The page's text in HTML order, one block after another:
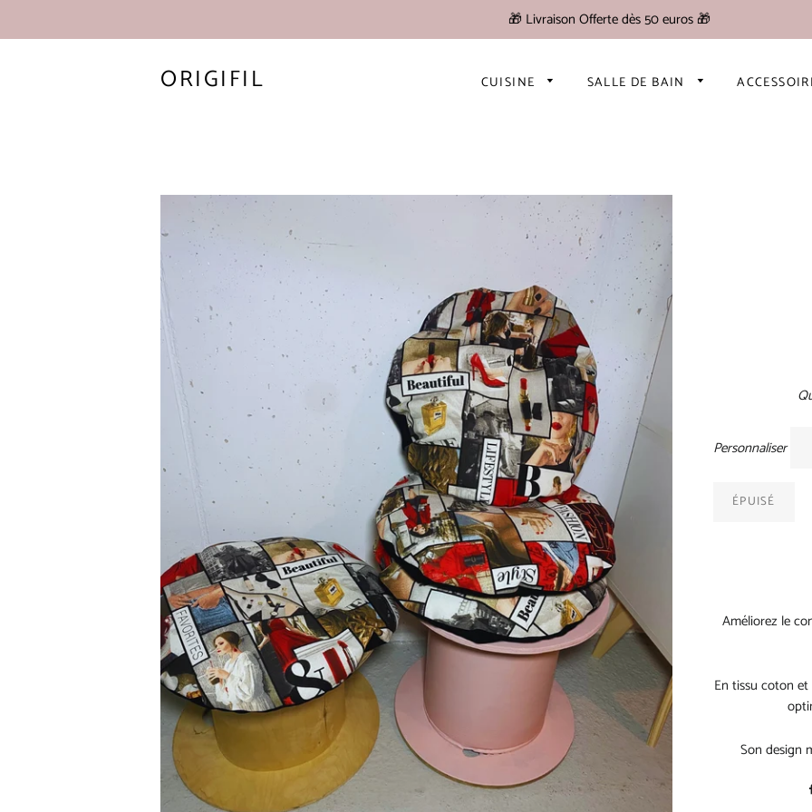
🎁 Livraison Offerte dès 50 euros 🎁
ORIGIFIL CUISINE SALLE DE BAIN
Personnaliser
ÉPUISÉ
Améliorez le
En tissu coton
Son design